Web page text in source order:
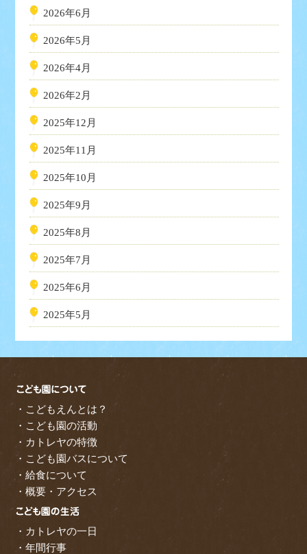
2026年6月
2026年5月
2026年4月
2026年2月
2025年12月
2025年11月
2025年10月
2025年9月
2025年8月
2025年7月
2025年6月
2025年5月
・こどもえんとは？
・こども園の活動
・カトレヤの特徴
・こども園バスについて
・給食について
・概要・アクセス
・カトレヤの一日
・年間行事